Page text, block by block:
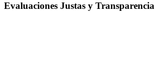
Evaluaciones Justas y Transparencia